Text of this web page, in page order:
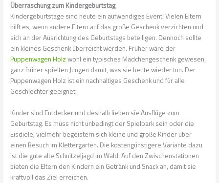
Überraschung zum Kindergeburtstag
Kindergeburtstage sind heute ein aufwendiges Event. Vielen Eltern
hilft es, wenn andere Eltern auf das große Geschenk verzichten und
sich an der Ausrichtung des Geburtstags beteiligen. Dennoch sollte
ein kleines Geschenk überreicht werden. Früher wäre der
Puppenwagen Holz wohl ein typisches Mädchengeschenk gewesen,
ganz früher spielten Jungen damit, was sie heute wieder tun. Der
Puppenwagen Holz ist ein nachhaltiges Geschenk und für alle
Geschlechter geeignet.
Kinder sind Entdecker und deshalb lieben sie Ausflüge zum
Geburtstag. Es muss nicht unbedingt der Spielpark sein oder die
Eisdiele, vielmehr begeistern sich kleine und große Kinder über
einen Besuch im Klettergarten. Die kostengünstigere Variante dazu
ist die gute alte Schnitzeljagd im Wald. Auf den Zwischenstationen
bieten die Eltern den Kindern ein Getränk und Snack an, damit sie
kraftvoll das Ziel erreichen.